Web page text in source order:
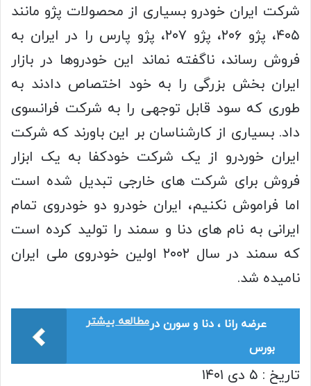
شرکت ایران خودرو بسیاری از محصولات پژو مانند
۴۰۵، پژو ۲۰۶، پژو ۲۰۷، پژو پارس را در ایران به
فروش رساند، ناگفته نماند این خودروها در بازار
ایران بخش بزرگی را به خود اختصاص دادند به
طوری که سود قابل توجهی را به شرکت فرانسوی
داد. بسیاری از کارشناسان بر این باورند که شرکت
ایران خوردرو از یک شرکت خودکفا به یک ابزار
فروش برای شرکت های خارجی تبدیل شده است
اما فراموش نکنیم، ایران خودرو دو خودروی تمام
ایرانی به نام های دنا و سمند را تولید کرده است
که سمند در سال ۲۰۰۲ اولین خودروی ملی ایران
نامیده شد.
مطالعه بیشترعرضه رانا ، دنا و سورن در
بورس
تاریخ : ۵ دی ۱۴۰۱